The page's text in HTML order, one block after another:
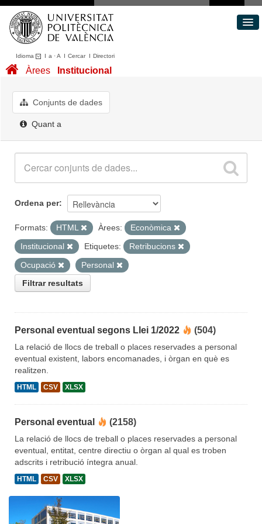
Idioma I a ·A I CercarI Directori
Conjunts de dades
Quant a
Àrees Institucional
Conjunts de dades
Quant a
Ordena per
Formats: HTML Àrees:
Econòmica
Institucional
Etiquetes:
Retribucions
Ocupació
Personal
Filtrar resultats
Personal eventual segons Llei 1/2022 (504)
La relació de llocs de treball o places reservades a personal
eventual existent, labors encomanades, i òrgan en què es
realitzen.
HTML CSV XLSX
Personal eventual (2158)
La relació de llocs de treball o places reservades a personal
eventual, entitat, centre directiu o òrgan al qual es troben
adscrits i retribució íntegra anual.
HTML CSV XLSX